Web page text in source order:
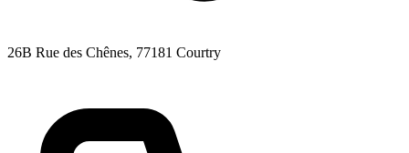
26B Rue des Chênes, 77181 Courtry